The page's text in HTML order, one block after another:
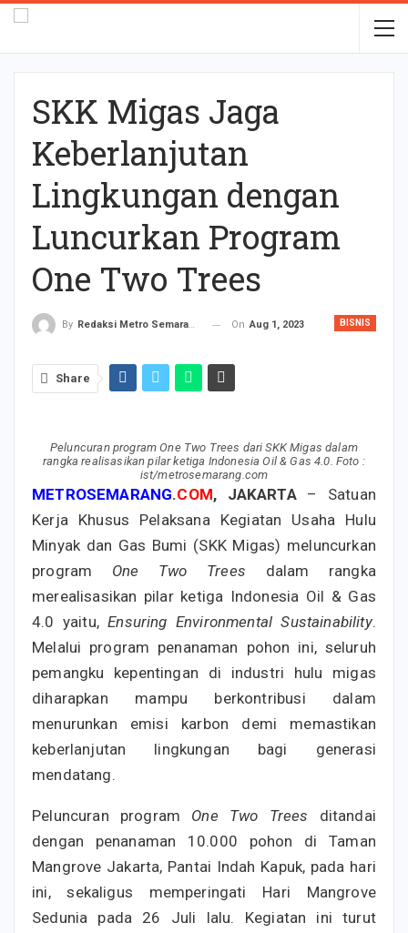
SKK Migas Jaga
Keberlanjutan
Lingkungan dengan
Luncurkan Program
One Two Trees
BISNIS
By Redaksi Metro Semarang On Aug 1, 2023
Share
Peluncuran program One Two Trees dari SKK Migas dalam
rangka realisasikan pilar ketiga Indonesia Oil & Gas 4.0. Foto :
ist/metrosemarang.com
METROSEMARANG.COM, JAKARTA – Satuan
Kerja Khusus Pelaksana Kegiatan Usaha Hulu
Minyak dan Gas Bumi (SKK Migas) meluncurkan
program One Two Trees dalam rangka
merealisasikan pilar ketiga Indonesia Oil & Gas
4.0 yaitu,Ensuring Environmental Sustainability.
Melalui program penanaman pohon ini, seluruh
pemangku kepentingan di industri hulu migas
diharapkan mampu berkontribusi dalam
menurunkan emisi karbon demi memastikan
keberlanjutan lingkungan bagi generasi
mendatang.
Peluncuran program One Two Trees ditandai
dengan penanaman 10.000 pohon di Taman
Mangrove Jakarta, Pantai Indah Kapuk, pada hari
ini, sekaligus memperingati Hari Mangrove
Sedunia pada 26 Juli lalu. Kegiatan ini turut